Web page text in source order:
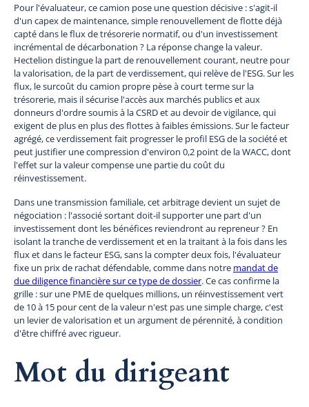
Pour l'évaluateur, ce camion pose une question décisive : s'agit-il
d'un capex de maintenance, simple renouvellement de flotte déjà
capté dans le flux de trésorerie normatif, ou d'un investissement
incrémental de décarbonation ? La réponse change la valeur.
Hectelion distingue la part de renouvellement courant, neutre pour
la valorisation, de la part de verdissement, qui relève de l'ESG. Sur les
flux, le surcoût du camion propre pèse à court terme sur la
trésorerie, mais il sécurise l'accès aux marchés publics et aux
donneurs d'ordre soumis à la CSRD et au devoir de vigilance, qui
exigent de plus en plus des flottes à faibles émissions. Sur le facteur
agrégé, ce verdissement fait progresser le profil ESG de la société et
peut justifier une compression d'environ 0,2 point de la WACC, dont
l'effet sur la valeur compense une partie du coût du
réinvestissement.
Dans une transmission familiale, cet arbitrage devient un sujet de
négociation : l'associé sortant doit-il supporter une part d'un
investissement dont les bénéfices reviendront au repreneur ? En
isolant la tranche de verdissement et en la traitant à la fois dans les
flux et dans le facteur ESG, sans la compter deux fois, l'évaluateur
fixe un prix de rachat défendable, comme dans notre mandat de
due diligence financière sur ce type de dossier. Ce cas confirme la
grille : sur une PME de quelques millions, un réinvestissement vert
de 10 à 15 pour cent de la valeur n'est pas une simple charge, c'est
un levier de valorisation et un argument de pérennité, à condition
d'être chiffré avec rigueur.
Mot du dirigeant